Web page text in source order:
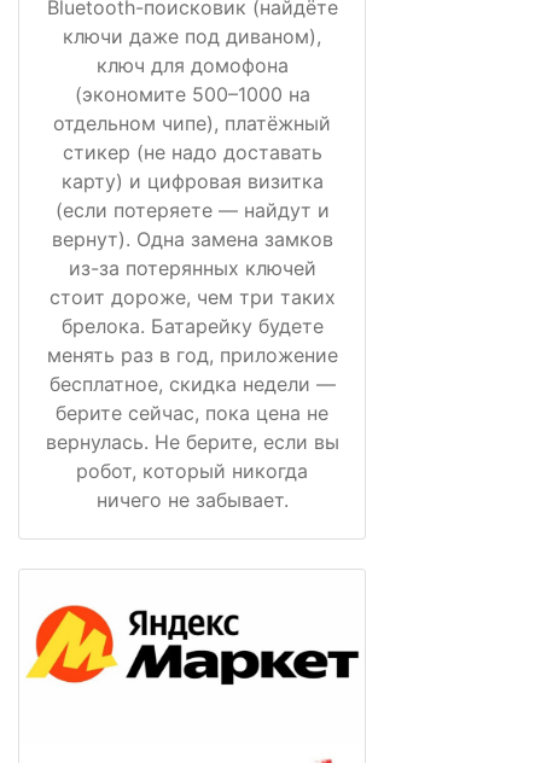
Bluetooth-поисковик (найдёте
ключи даже под диваном),
ключ для домофона
(экономите 500–1000 на
отдельном чипе), платёжный
стикер (не надо доставать
карту) и цифровая визитка
(если потеряете — найдут и
вернут). Одна замена замков
из-за потерянных ключей
стоит дороже, чем три таких
брелока. Батарейку будете
менять раз в год, приложение
бесплатное, скидка недели —
берите сейчас, пока цена не
вернулась. Не берите, если вы
робот, который никогда
ничего не забывает.